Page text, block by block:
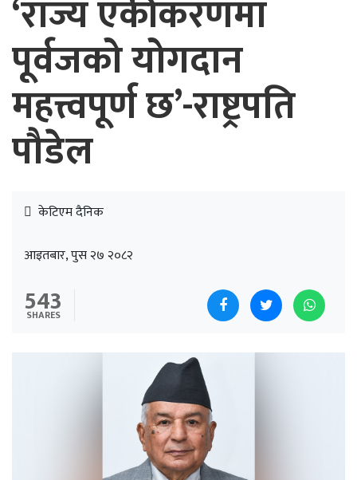
‘राज्य एकीकरणमा
पूर्वजको योगदान
महत्त्वपूर्ण छ’-राष्ट्रपति
पौडेल
केटिएम दैनिक
आइतबार, पुस २७ २०८२
543
SHARES